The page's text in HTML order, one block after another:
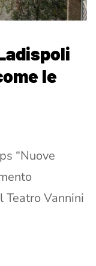
le
“Nuove
Vannini